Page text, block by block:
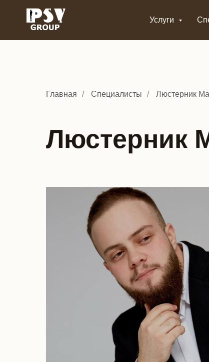
Услуги
Главная / Специалисты / Люстерник
Люстерник